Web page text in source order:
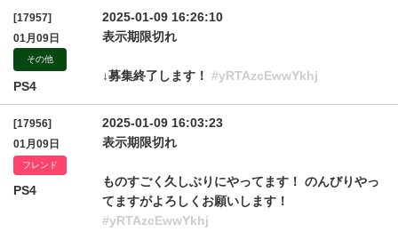
[17957]
01月09日
その他
PS4
2025-01-09 16:26:10
表示期限切れ
↓募集終了します！ #yRTAzcEwwYkhj
[17956]
01月09日
フレンド
PS4
2025-01-09 16:03:23
表示期限切れ
ものすごく久しぶりにやってます！ のんびりやっ
てますがよろしくお願いします！
#yRTAzcEwwYkhj